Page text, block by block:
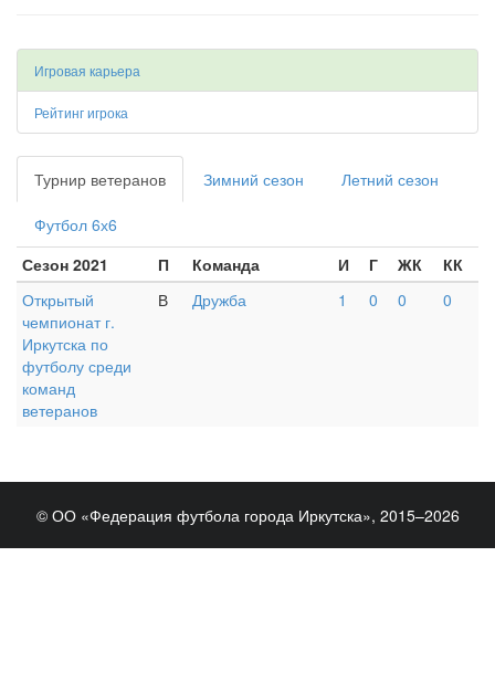
Игровая карьера
Рейтинг игрока
Турнир ветеранов Зимний сезон Летний сезон
Футбол 6х6
Сезон 2021
П Команда И Г ЖК
КК
Открытый
чемпионат г.
Иркутска по
футболу среди
команд
ветеранов
В Дружба 1 0 0 0
© ОО «Федерация футбола города Иркутска», 2015–2026